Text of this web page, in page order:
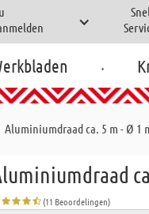
.
Aluminiumdraad ca. 5 m - Ø 1
(11 Beoordelingen)